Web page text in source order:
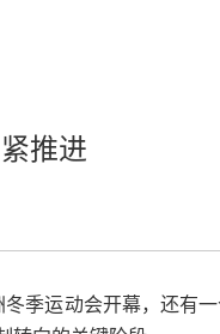
推进
季运动会开幕，还有